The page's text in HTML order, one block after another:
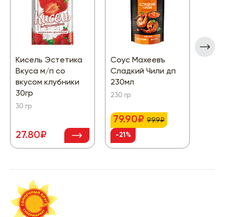
Кисель Эстетика
Вкуса м/п со
вкусом клубники
30гр
30 гр
27.80₽
Соус Махеевъ
Сладкий Чили дп
230мл
230 гр
79.90₽ 99.9₽
-21%